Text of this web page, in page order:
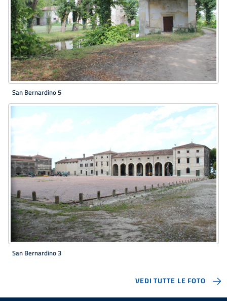
San Bernardino 5
San Bernardino 3
VEDI TUTTE LE FOTO